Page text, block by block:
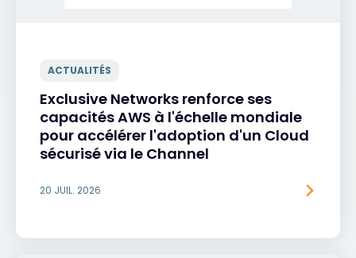
ACTUALITÉS
Exclusive Networks renforce ses
capacités AWS à l'échelle mondiale
pour accélérer l'adoption d'un Cloud
sécurisé via le Channel
20 JUIL. 2026